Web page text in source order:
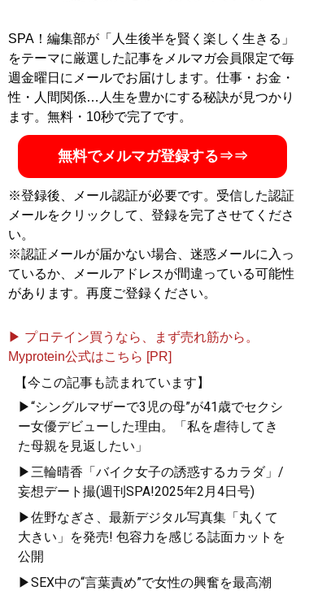
SPA！編集部が「人生後半を賢く楽しく生きる」
をテーマに厳選した記事をメルマガ会員限定で毎
週金曜日にメールでお届けします。仕事・お金・
性・人間関係…人生を豊かにする秘訣が見つかり
ます。無料・10秒で完了です。
無料でメルマガ登録する⇒⇒
※登録後、メール認証が必要です。受信した認証
メールをクリックして、登録を完了させてくださ
い。
※認証メールが届かない場合、迷惑メールに入っ
ているか、メールアドレスが間違っている可能性
があります。再度ご登録ください。
▶ プロテイン買うなら、まず売れ筋から。
Myprotein公式はこちら [PR]
【今この記事も読まれています】
▶“シングルマザーで3児の母”が41歳でセクシ
ー女優デビューした理由。「私を虐待してき
た母親を見返したい」
▶三輪晴香「バイク女子の誘惑するカラダ」/
妄想デート撮(週刊SPA!2025年2月4日号)
▶佐野なぎさ、最新デジタル写真集「丸くて
大きい」を発売! 包容力を感じる誌面カットを
公開
▶SEX中の“言葉責め”で女性の興奮を最高潮